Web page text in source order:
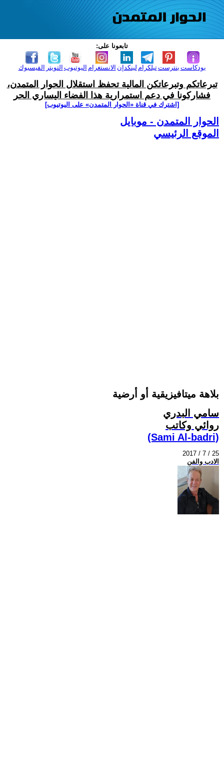
تابعونا على:
الفيسبوك التويتر اليوتيوب الانستغرام لينكدإن تيلكرامبنترست بودكاست
تبرعاتكم وتبرعاتكن المالية تحفظ استقلال الحوار المتمدن،
فشاركونا في دعم استمرارية هذا الفضاء اليساري الحر
[اشترك في قناة ‫«الحوار المتمدن» على اليوتيوب]
الحوار المتمدن - موبايل
الموقع الرئيسي
بلاهة ميتافيزيقية أو أرضية
سامي البدري
روائي وكاتب
(Sami Al-badri)
2017 / 7 / 25
الادب والفن